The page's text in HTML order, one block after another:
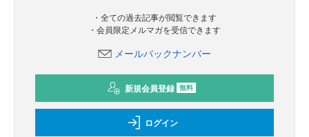
・全ての過去記事が閲覧できます
・会員限定メルマガを受信できます
メールバックナンバー
新規会員登録 無料
ログイン